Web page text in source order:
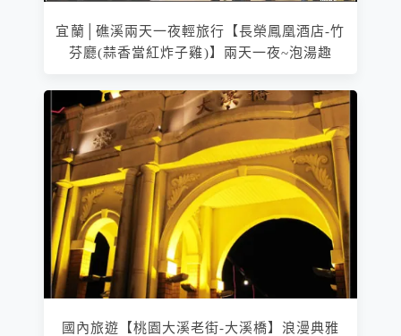
宜蘭│礁溪兩天一夜輕旅行【長榮鳳凰酒店-竹
芬廳(蒜香當紅炸子雞)】兩天一夜~泡湯趣
國內旅遊【桃園大溪老街-大溪橋】浪漫典雅